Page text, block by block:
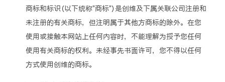
商标和标识（以下统称"商标"）是创维及下属关联公司注册和
未注册的有关商标，但注明属于其他方商标的除外。在您
使用或接触本网站上任何内容时，不能理解为授予您任何
使用有关商标的权利。未经事先书面许可，您不得以任何
方式使用创维的商标。